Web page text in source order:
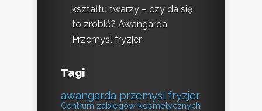
kształtu twarzy – czy da się
to zrobić? Awangarda
Przemyśl fryzjer
Tagi
awangarda przemyśl fryzjer
Centrum zabiegów kosmetycznych